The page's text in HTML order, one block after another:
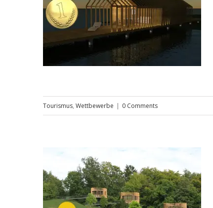
1. platz wettbewerb
Tourismus, Wettbewerbe | 0 Comments